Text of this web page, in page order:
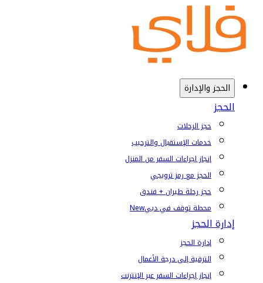
الحجز والإدارة
الحجز
حجز الرحلات
خدمات الإستقبال والترحيب
إنجاز إجراءات السفر من المنزل
الحجز مع رمز ترويجي
حجز رحلة طيران + فندق
محطة توقف في دبيNew
إدارة الحجز
إدارة الحجز
الترقية إلى درجة الأعمال
إنجاز إجراءات السفر عبر الإنترنت